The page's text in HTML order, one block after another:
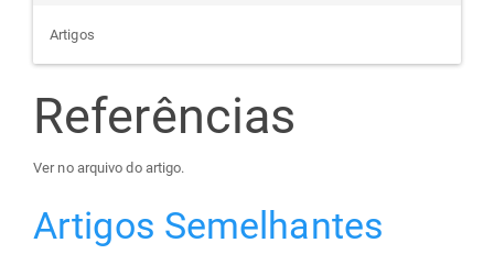
Artigos
Referências
Ver no arquivo do artigo.
Artigos Semelhantes